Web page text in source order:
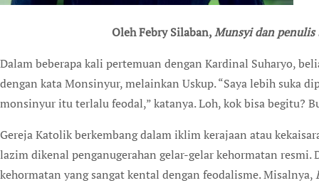
Oleh Febry Silaban,Munsyi dan penulis
Dalam beberapa kali pertemuan dengan Kardinal Suharyo,
dengan kata Monsinyur, melainkan Uskup. “Saya lebih suka
monsinyur itu terlalu feodal,” katanya. Loh, kok bisa begitu?
Gereja Katolik berkembang dalam iklim kerajaan atau
lazim dikenal penganugerahan gelar-gelar kehormatan
kehormatan yang sangat kental dengan feodalisme. Misalnya,